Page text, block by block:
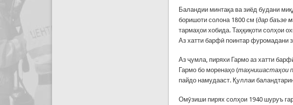
Баландии минтақа ва зиёд будани
боришоти солона 1800 см (дар баъзе
тармаҳои хобида. Таҳқиқоти солҳои
Аз хатти барфӣ поинтар фуромадани
Аз ҷумла, пиряхи Гармо аз хатти
Гармо бо моренаҳо (таҳнишастаҳои
пайдо намудааст. Қуллаи
Омӯзиши пирях солҳои 1940 шуруъ